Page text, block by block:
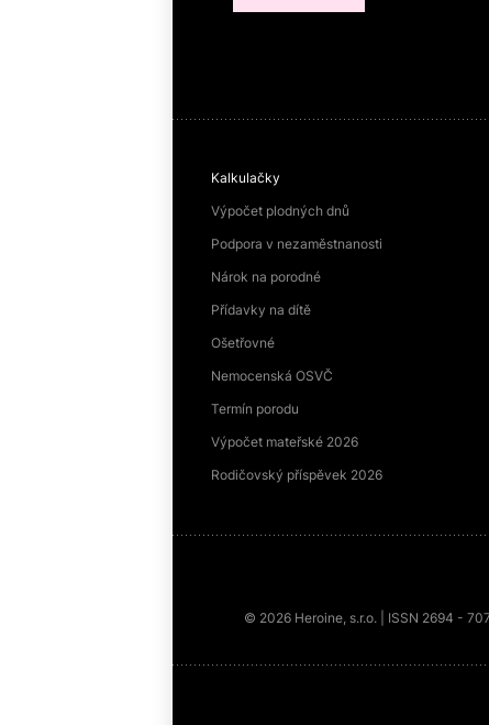
Kalkulačky
Výpočet plodných dnů
Podpora v nezaměstnanosti
Nárok na porodné
Přídavky na dítě
Ošetřovné
Nemocenská OSVČ
Termín porodu
Výpočet mateřské 2026
Rodičovský příspěvek 2026
© 2026 Heroine, s.r.o. | ISSN 2694 -